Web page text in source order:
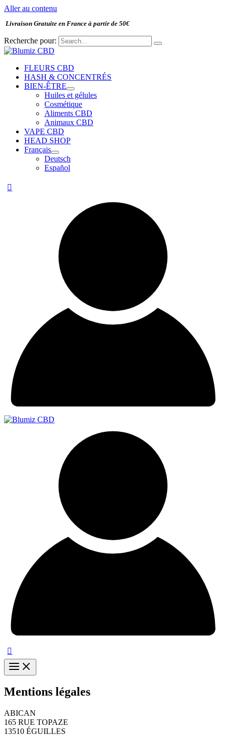
Aller au contenu
Livraison Gratuite en France à partir de 50€
Recherche pour:
FLEURS CBD
HASH & CONCENTRÉS
BIEN-ÊTRE
Huiles et gélules
Cosmétique
Aliments CBD
Animaux CBD
VAPE CBD
HEAD SHOP
Français
Deutsch
Español
Mentions légales
ABICAN
165 RUE TOPAZE
13510 ÉGUILLES